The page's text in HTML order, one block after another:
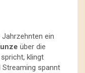
ein
über die
spricht, klingt
Streaming spannt